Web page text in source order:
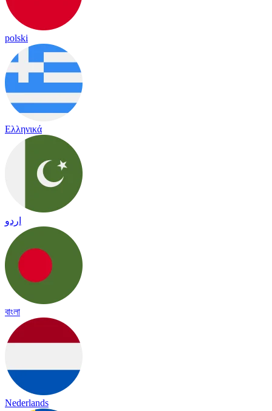
polski
Ελληνικά
اردو
বাংলা
Nederlands